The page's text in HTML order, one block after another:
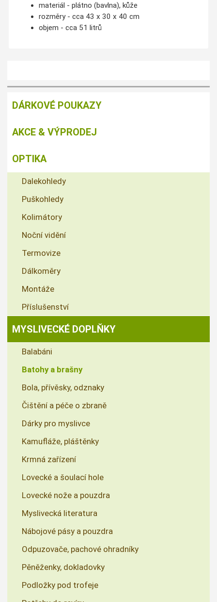
materiál - plátno (bavlna), kůže
rozměry - cca 43 x 30 x 40 cm
objem - cca 51 litrů
DÁRKOVÉ POUKAZY
AKCE & VÝPRODEJ
OPTIKA
Dalekohledy
Puškohledy
Kolimátory
Noční vidění
Termovize
Dálkoměry
Montáže
Příslušenství
MYSLIVECKÉ DOPLŇKY
Balabáni
Batohy a brašny
Bola, přívěsky, odznaky
Čištění a péče o zbraně
Dárky pro myslivce
Kamufláže, pláštěnky
Krmná zařízení
Lovecké a šoulací hole
Lovecké nože a pouzdra
Myslivecká literatura
Nábojové pásy a pouzdra
Odpuzovače, pachové ohradníky
Pěněženky, dokladovky
Podložky pod trofeje